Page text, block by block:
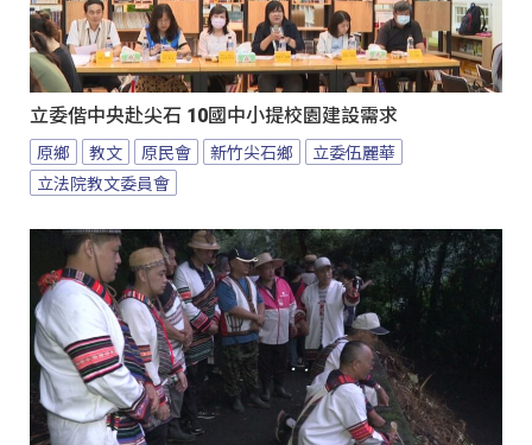
立委偕中央赴尖石 10國中小提校園建設需求
原鄉 教文 原民會 新竹尖石鄉
立委伍麗華
立法院教文委員會